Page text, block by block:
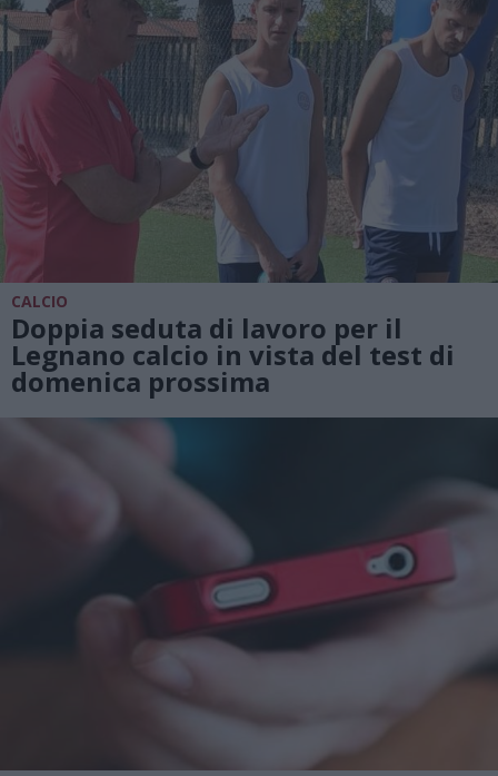
CALCIO
Doppia seduta di lavoro per il
Legnano calcio in vista del test di
domenica prossima